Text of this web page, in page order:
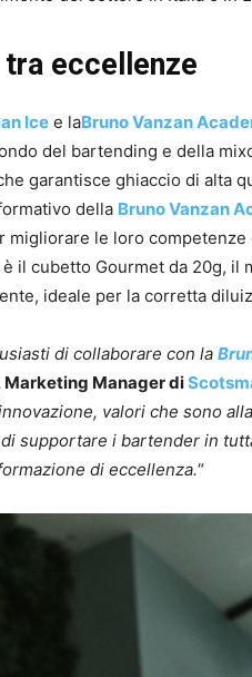
eccellenze
Ice e laBruno Vanzan
del bartending e della
garantisce ghiaccio di alta
della Bruno Vanzan
migliorare le loro
il cubetto Gourmet da 20g, il
ideale per la corretta
di collaborare con la
Marketing Manager di
valori che sono
supportare i bartender in
di eccellenza.“